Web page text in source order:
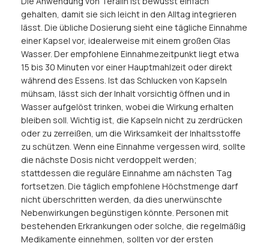
gehalten, damit sie sich leicht in den Alltag integrieren
lässt. Die übliche Dosierung sieht eine tägliche Einnahme
einer Kapsel vor, idealerweise mit einem großen Glas
Wasser. Der empfohlene Einnahmezeitpunkt liegt etwa
15 bis 30 Minuten vor einer Hauptmahlzeit oder direkt
während des Essens. Ist das Schlucken von Kapseln
mühsam, lässt sich der Inhalt vorsichtig öffnen und in
Wasser aufgelöst trinken, wobei die Wirkung erhalten
bleiben soll. Wichtig ist, die Kapseln nicht zu zerdrücken
oder zu zerreißen, um die Wirksamkeit der Inhaltsstoffe
zu schützen. Wenn eine Einnahme vergessen wird, sollte
die nächste Dosis nicht verdoppelt werden;
stattdessen die reguläre Einnahme am nächsten Tag
fortsetzen. Die täglich empfohlene Höchstmenge darf
nicht überschritten werden, da dies unerwünschte
Nebenwirkungen begünstigen könnte. Personen mit
bestehenden Erkrankungen oder solche, die regelmäßig
Medikamente einnehmen, sollten vor der ersten